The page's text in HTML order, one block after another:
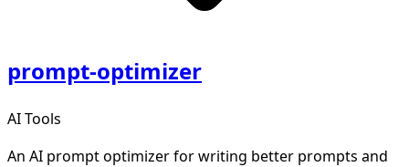
prompt-optimizer
AI Tools
An AI prompt optimizer for writing better prompts and